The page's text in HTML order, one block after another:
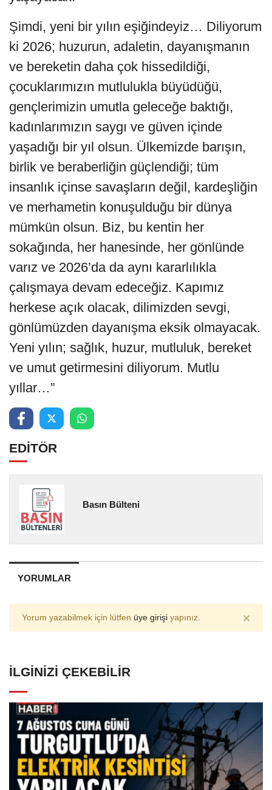
Şimdi, yeni bir yılın eşiğindeyiz… Diliyorum
ki 2026; huzurun, adaletin, dayanışmanın
ve bereketin daha çok hissedildiği,
çocuklarımızın mutlulukla büyüdüğü,
gençlerimizin umutla geleceğe baktığı,
kadınlarımızın saygı ve güven içinde
yaşadığı bir yıl olsun. Ülkemizde barışın,
birlik ve beraberliğin güçlendiği; tüm
insanlık içinse savaşların değil, kardeşliğin
ve merhametin konuşulduğu bir dünya
mümkün olsun. Biz, bu kentin her
sokağında, her hanesinde, her gönlünde
varız ve 2026’da da aynı kararlılıkla
çalışmaya devam edeceğiz. Kapımız
herkese açık olacak, dilimizden sevgi,
gönlümüzden dayanışma eksik olmayacak.
Yeni yılın; sağlık, huzur, mutluluk, bereket
ve umut getirmesini diliyorum. Mutlu
yıllar…”
EDİTÖR
Basın Bülteni
YORUMLAR
Yorum yazabilmek için lütfen üye girişi yapınız. ×
İLGINIZI ÇEKEBILIR